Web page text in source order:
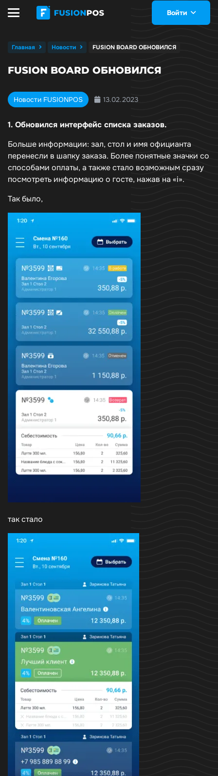
Войти
Главная Новости FUSION BOARD ОБНОВИЛСЯ
FUSION BOARD ОБНОВИЛСЯ
Новости FUSIONPOS 13.02.2023
1. Обновился интерфейс списка заказов.
Больше информации: зал, стол и имя официанта
перенесли в шапку заказа. Более понятные значки со
способами оплаты, а также стало возможным сразу
посмотреть информацию о госте, нажав на «i».
Так было,
так стало